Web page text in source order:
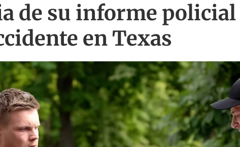
de su informe policial
en Texas